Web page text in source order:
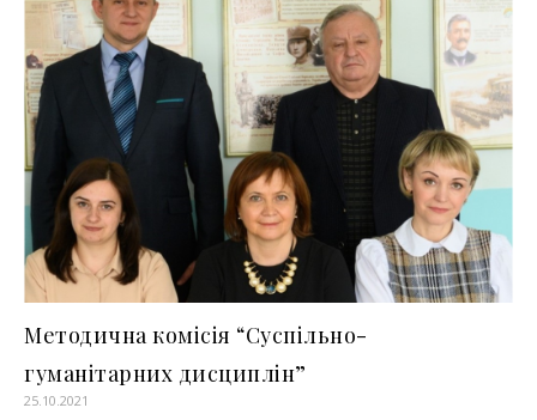
Методична комісія “Суспільно-
гуманітарних дисциплін”
25.10.2021